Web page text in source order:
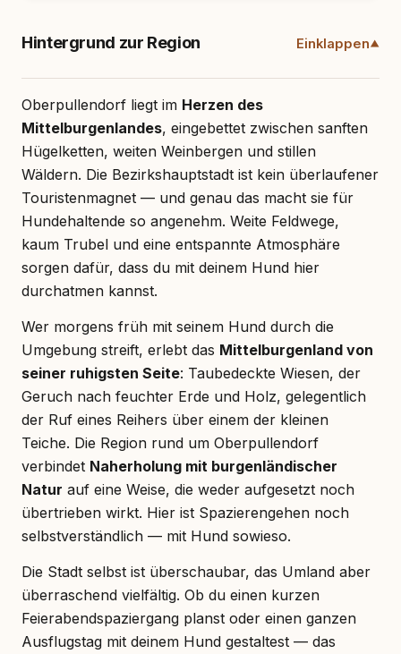
Hintergrund zur Region Einklappen
Oberpullendorf liegt im Herzen des
Mittelburgenlandes, eingebettet zwischen sanften
Hügelketten, weiten Weinbergen und stillen
Wäldern. Die Bezirkshauptstadt ist kein überlaufener
Touristenmagnet — und genau das macht sie für
Hundehaltende so angenehm. Weite Feldwege,
kaum Trubel und eine entspannte Atmosphäre
sorgen dafür, dass du mit deinem Hund hier
durchatmen kannst.
Wer morgens früh mit seinem Hund durch die
Umgebung streift, erlebt das Mittelburgenland von
seiner ruhigsten Seite: Taubedeckte Wiesen, der
Geruch nach feuchter Erde und Holz, gelegentlich
der Ruf eines Reihers über einem der kleinen
Teiche. Die Region rund um Oberpullendorf
verbindet Naherholung mit burgenländischer
Natur auf eine Weise, die weder aufgesetzt noch
übertrieben wirkt. Hier ist Spazierengehen noch
selbstverständlich — mit Hund sowieso.
Die Stadt selbst ist überschaubar, das Umland aber
überraschend vielfältig. Ob du einen kurzen
Feierabendspaziergang planst oder einen ganzen
Ausflugstag mit deinem Hund gestaltest — das